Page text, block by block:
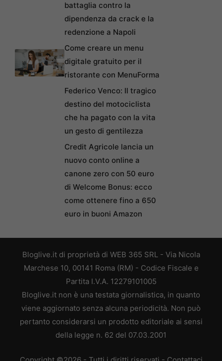
battaglia contro la
dipendenza da crack e la
redenzione a Napoli
Come creare un menu
digitale gratuito per il
ristorante con MenuForma
Federico Venco: Il tragico
destino del motociclista
che ha pagato con la vita
un gesto di gentilezza
Credit Agricole lancia un
nuovo conto online a
canone zero con 50 euro
di Welcome Bonus: ecco
come ottenere fino a 650
euro in buoni Amazon
Bloglive.it di proprietà di WEB 365 SRL - Via Nicola
Marchese 10, 00141 Roma (RM) - Codice Fiscale e
Partita I.V.A. 12279101005
Bloglive.it non è una testata giornalistica, in quanto
viene aggiornato senza alcuna periodicità. Non può
pertanto considerarsi un prodotto editoriale ai sensi
della legge n. 62 del 07.03.2001